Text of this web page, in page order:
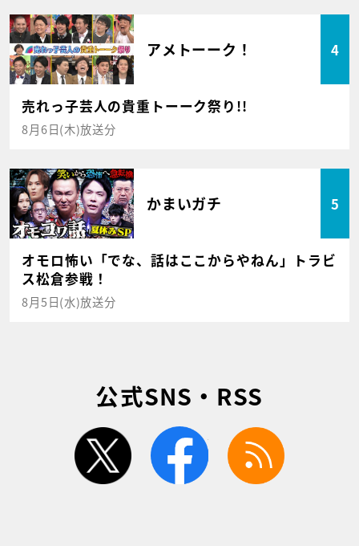
アメトーーク！ 4
売れっ子芸人の貴重トーーク祭り!!
8月6日(木)放送分
かまいガチ 5
オモロ怖い「でな、話はここからやねん」トラビ
ス松倉参戦！
8月5日(水)放送分
公式SNS・RSS
twitter facebook